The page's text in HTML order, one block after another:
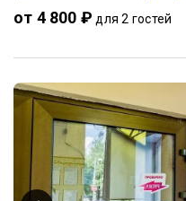
от 4 800 ₽ для 2 гостей